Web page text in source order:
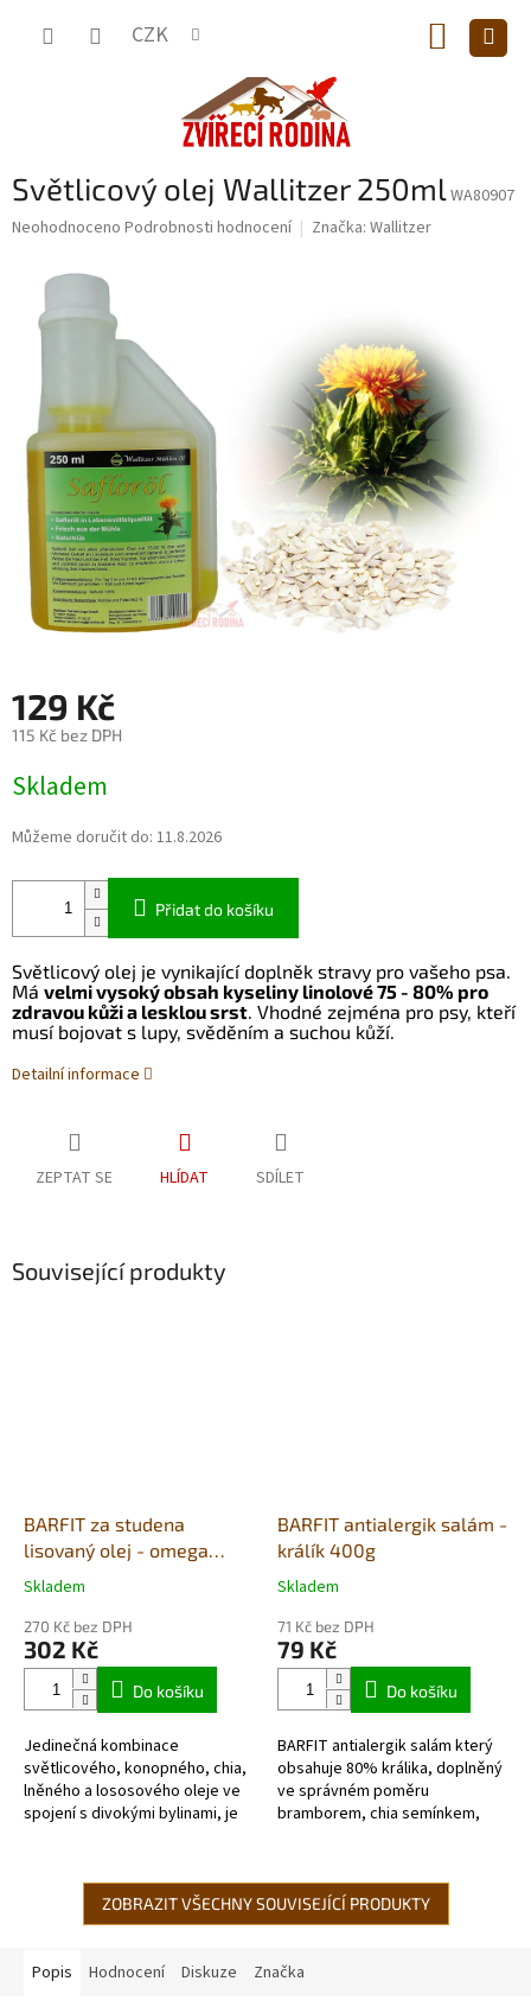
CZK
KOŠÍK
Světlicový olej Wallitzer 250mlWA80907
Průměrné
produktu
hvězdiček.
Neohodnoceno Podrobnosti hodnocení Značka: Wallitzer
129 Kč
115 Kč bez DPH
cena:
Skladem
Můžeme doručit do: 11.8.2026
Přidat do košíku
Světlicový olej je vynikající doplněk stravy pro vašeho psa.
Má velmi vysoký obsah kyseliny linolové 75 - 80% pro
zdravou kůži a lesklou srst. Vhodné zejména pro psy, kteří
musí bojovat s lupy, svěděním a suchou kůží.
Detailní informace
ZEPTAT SE HLÍDAT SDÍLET
Související produkty
BARFIT za studena
lisovaný olej - omega
pětisložkový 500ml
Průměrné
produktu
je
hvězdiček.
Skladem
270 Kč bez DPH
302 Kč
Do košíku
Jedinečná kombinace
světlicového, konopného, ​​chia,
lněného a lososového oleje ve
spojení s divokými bylinami, je
BARFIT antialergik salám -
králík 400g
Průměrné
produktu
je
hvězdiček.
Skladem
71 Kč bez DPH
79 Kč
Do košíku
BARFIT antialergik salám který
obsahuje 80% králika, doplněný
ve správném poměru
bramborem, chia semínkem,
kvasnicemi, mořskou řasou...
ZOBRAZIT VŠECHNY SOUVISEJÍCÍ PRODUKTY
Popis Hodnocení Diskuze Značka